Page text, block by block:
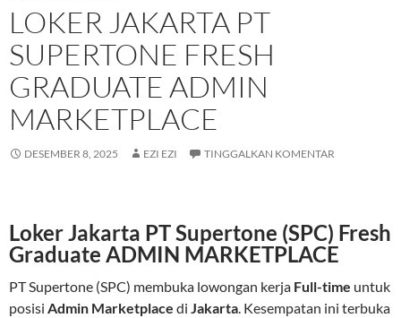
LOKER JAKARTA PT
SUPERTONE FRESH
GRADUATE ADMIN
MARKETPLACE
DESEMBER 8, 2025 EZI EZI TINGGALKAN KOMENTAR
Loker Jakarta PT Supertone (SPC) Fresh
Graduate ADMIN MARKETPLACE
PT Supertone (SPC) membuka lowongan kerja Full-time untuk
posisi Admin Marketplace di Jakarta. Kesempatan ini terbuka